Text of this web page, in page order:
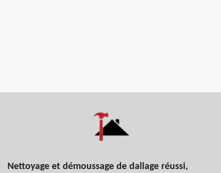
Nettoyage et démoussage de dallage réussi,